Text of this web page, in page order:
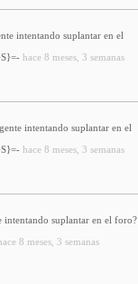
intentando suplantar en el
hace 8 meses, 3 semanas
intentando suplantar en el
hace 8 meses, 3 semanas
intentando suplantar en el foro?
8 meses, 3 semanas